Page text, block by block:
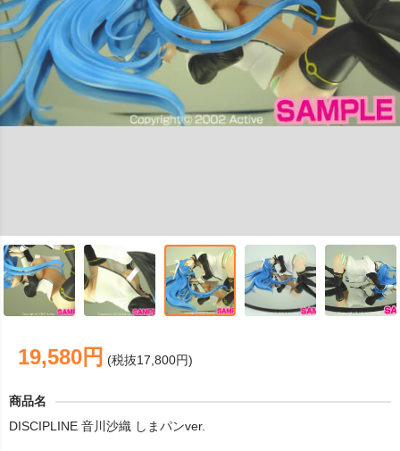
19,580円 (税抜17,800円)
商品名
DISCIPLINE 音川沙織 しまパンver.